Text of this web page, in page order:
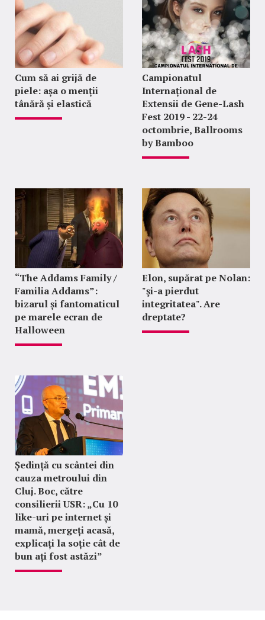
Cum să ai grijă de
piele: așa o menții
tânără și elastică
Campionatul
Internațional de
Extensii de Gene-Lash
Fest 2019 - 22-24
octombrie, Ballrooms
by Bamboo
“The Addams Family /
Familia Addams”:
bizarul și fantomaticul
pe marele ecran de
Halloween
Elon, supărat pe Nolan:
"şi-a pierdut
integritatea". Are
dreptate?
Ședință cu scântei din
cauza metroului din
Cluj. Boc, către
consilierii USR: „Cu 10
like-uri pe internet și
mamă, mergeți acasă,
explicați la soție cât de
bun ați fost astăzi”